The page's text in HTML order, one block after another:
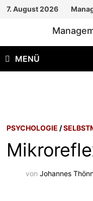
Zum
7. August 2026
MENÜ
PSYCHOLOGIE /
vonJohannes